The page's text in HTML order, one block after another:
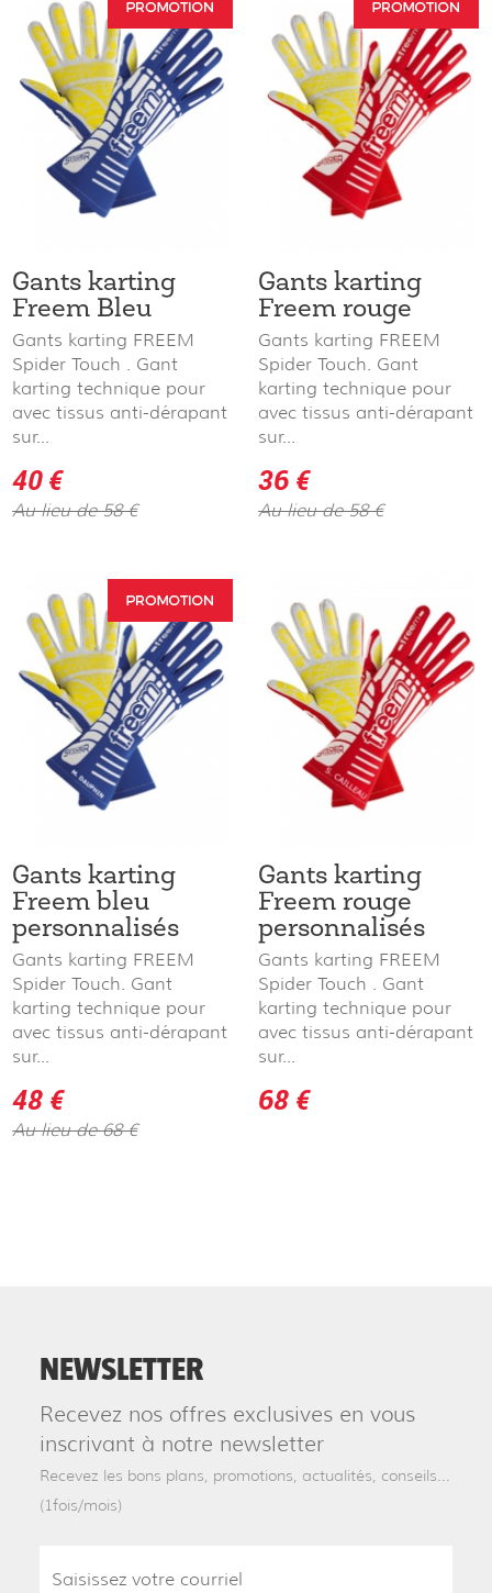
Gants karting
Freem Bleu
Gants karting FREEM
Spider Touch . Gant
karting technique pour
avec tissus anti-dérapant
sur...
40 €
Au lieu de 58 €
Gants karting
Freem rouge
Gants karting FREEM
Spider Touch. Gant
karting technique pour
avec tissus anti-dérapant
sur...
36 €
Au lieu de 58 €
Gants karting
Freem bleu
personnalisés
Gants karting FREEM
Spider Touch. Gant
karting technique pour
avec tissus anti-dérapant
sur...
48 €
Au lieu de 68 €
Gants karting
Freem rouge
personnalisés
Gants karting FREEM
Spider Touch . Gant
karting technique pour
avec tissus anti-dérapant
sur...
68 €
NEWSLETTER
Recevez nos offres exclusives en vous
inscrivant à notre newsletter
Recevez les bons plans, promotions, actualités, conseils...
(1fois/mois)